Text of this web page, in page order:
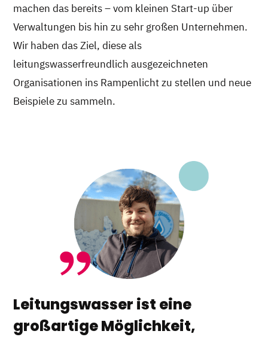
machen das bereits – vom kleinen Start-up über
Verwaltungen bis hin zu sehr großen Unternehmen.
Wir haben das Ziel, diese als
leitungswasserfreundlich ausgezeichneten
Organisationen ins Rampenlicht zu stellen und neue
Beispiele zu sammeln.
Leitungswasser ist eine
großartige Möglichkeit,